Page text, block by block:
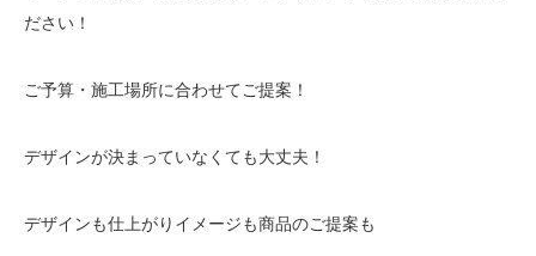
ださい！
ご予算・施工場所に合わせてご提案！
デザインが決まっていなくても大丈夫！
デザインも仕上がりイメージも商品のご提案も